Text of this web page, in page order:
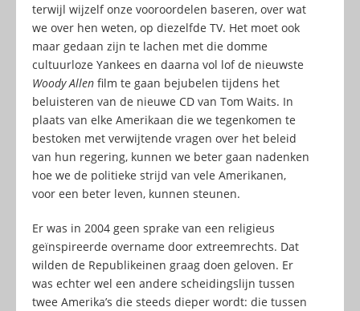
terwijl wijzelf onze vooroordelen baseren, over wat
we over hen weten, op diezelfde TV. Het moet ook
maar gedaan zijn te lachen met die domme
cultuurloze Yankees en daarna vol lof de nieuwste
Woody Allen film te gaan bejubelen tijdens het
beluisteren van de nieuwe CD van Tom Waits. In
plaats van elke Amerikaan die we tegenkomen te
bestoken met verwijtende vragen over het beleid
van hun regering, kunnen we beter gaan nadenken
hoe we de politieke strijd van vele Amerikanen,
voor een beter leven, kunnen steunen.
Er was in 2004 geen sprake van een religieus
geïnspireerde overname door extreemrechts. Dat
wilden de Republikeinen graag doen geloven. Er
was echter wel een andere scheidingslijn tussen
twee Amerika’s die steeds dieper wordt: die tussen